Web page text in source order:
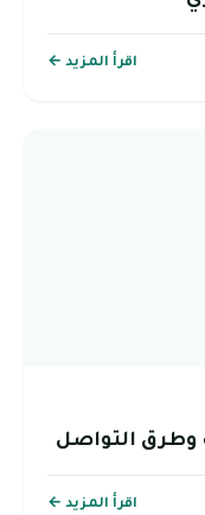
اقرأ المزيد ←
وطرق التواصل
اقرأ المزيد ←